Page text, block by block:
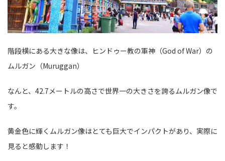
階段横にある大きな像は、ヒンドゥー教の軍神（God of War）の
ムルガン（Muruggan）
なんと、42.7メートルの高さで世界一の大きさを誇るムルガン像で
す。
黄金色に輝くムルガン像はとても巨大でインパクトがあり、実際に
見ると感動します！